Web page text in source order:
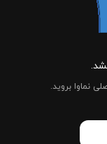
نماوا بروید.